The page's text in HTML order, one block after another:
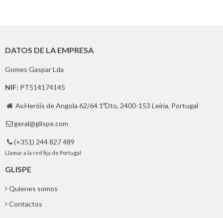
DATOS DE LA EMPRESA
Gomes Gaspar Lda
NIF: PT514174145
 Av.Heróis de Angola 62/64 1ºDto, 2400-153 Leiria, Portugal
 geral@glispe.com
 (+351) 244 827 489
Llamar a la red fija de Portugal
GLISPE
Quienes somos
Contactos